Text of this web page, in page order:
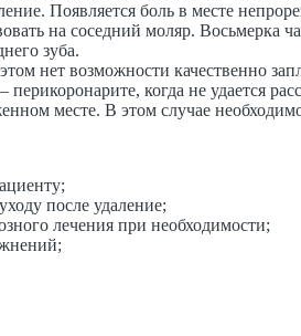
Появляется боль в месте
на соседний моляр. Восьмерка
зуба.
нет возможности качественно
когда не удается
месте. В этом случае
после удаление;
лечения при необходимости;